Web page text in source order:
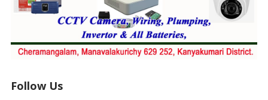
Follow Us